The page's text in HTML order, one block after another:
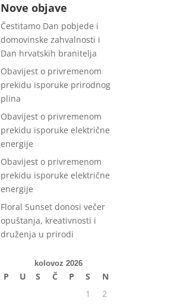
Nove objave
Čestitamo Dan pobjede i
domovinske zahvalnosti i
Dan hrvatskih branitelja
Obavijest o privremenom
prekidu isporuke prirodnog
plina
Obavijest o privremenom
prekidu isporuke električne
energije
Obavijest o privremenom
prekidu isporuke električne
energije
Floral Sunset donosi večer
opuštanja, kreativnosti i
druženja u prirodi
kolovoz 2026
P U S Č P S
N
1
2